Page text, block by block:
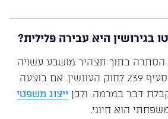
בגירושין היא עבירה פלילית?
הסתרה בתוך תצהיר מושבע עשויה
לגבש עדות שקר לפי סעיף 239 לחוק העונשין. אם בוצעה
דבר במרמה. ולכן ייצוג משפטי
הוא חיוני.